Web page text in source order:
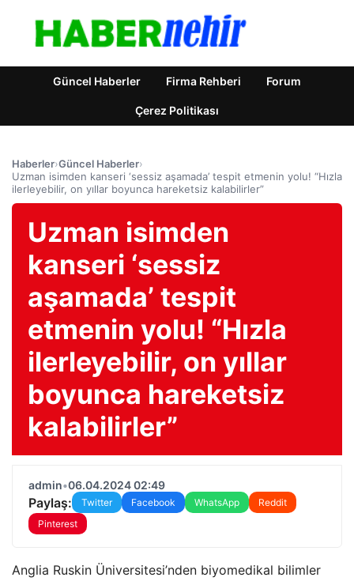
Güncel Haberler Firma Rehberi Forum
Çerez Politikası
Haberler›Güncel Haberler›
Uzman isimden kanseri ‘sessiz aşamada’ tespit etmenin yolu! “Hızla
ilerleyebilir, on yıllar boyunca hareketsiz kalabilirler”
Uzman isimden
kanseri ‘sessiz
aşamada’ tespit
etmenin yolu! “Hızla
ilerleyebilir, on yıllar
boyunca hareketsiz
kalabilirler”
admin•06.04.2024 02:49
Paylaş: Twitter Facebook WhatsApp
Reddit
Pinterest
Anglia Ruskin Üniversitesi’nden biyomedikal bilimler